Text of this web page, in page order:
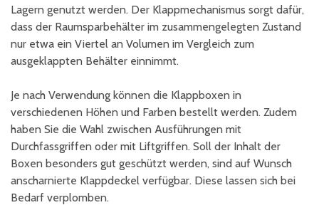
Lagern genutzt werden. Der Klappmechanismus sorgt dafür,
dass der Raumsparbehälter im zusammengelegten Zustand
nur etwa ein Viertel an Volumen im Vergleich zum
ausgeklappten Behälter einnimmt.
Je nach Verwendung können die Klappboxen in
verschiedenen Höhen und Farben bestellt werden. Zudem
haben Sie die Wahl zwischen Ausführungen mit
Durchfassgriffen oder mit Liftgriffen. Soll der Inhalt der
Boxen besonders gut geschützt werden, sind auf Wunsch
anscharnierte Klappdeckel verfügbar. Diese lassen sich bei
Bedarf verplomben.